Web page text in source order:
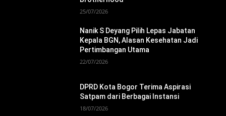
25/07/2026
Nanik S Deyang Pilih Lepas Jabatan
Kepala BGN, Alasan Kesehatan Jadi
Pertimbangan Utama
22/07/2026
DPRD Kota Bogor Terima Aspirasi
Satpam dari Berbagai Instansi
18/07/2026